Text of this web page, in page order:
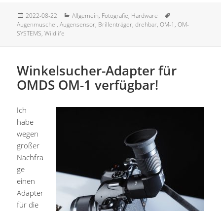
Veröffentlicht
am
2022-08-22 Kategorien
Allgemein, Fotografie, Hardware
Augenmuschel,Augensensor, Brillenträger,drehbar,OM-1 ,OM-
SYSTEMS,Wildlife
Winkelsucher-Adapter für
OMDS OM-1 verfügbar!
Ich
habe
wegen
großer
Nachfra
ge
einen
Adapter
für die